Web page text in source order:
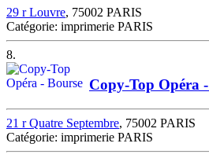
29 r Louvre, 75002 PARIS
Catégorie: imprimerie PARIS
8.
Copy-Top Opéra
21 r Quatre Septembre, 75002 PARIS
Catégorie: imprimerie PARIS